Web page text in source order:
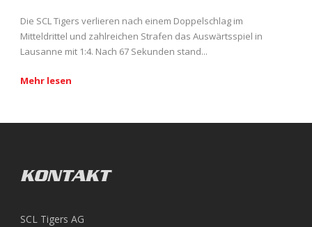
Die SCL Tigers verlieren nach einem Doppelschlag im
Mitteldrittel und zahlreichen Strafen das Auswärtsspiel in
Lausanne mit 1:4. Nach 67 Sekunden stand...
Mehr lesen
KONTAKT
SCL Tigers AG